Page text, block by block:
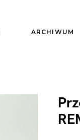
ARCHIWUM